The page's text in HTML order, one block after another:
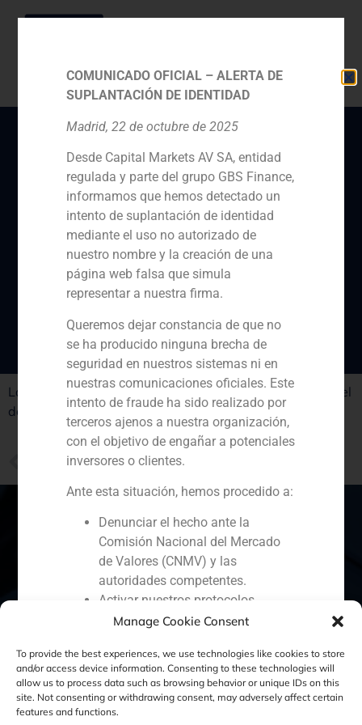
Manage Cookie Consent
To provide the best experiences, we use technologies like cookies to store
and/or access device information. Consenting to these technologies will
allow us to process data such as browsing behavior or unique IDs on this
site. Not consenting or withdrawing consent, may adversely affect certain
features and functions.
Pablo Gómez de Pablos,
socio director de GBS
Finance, analiza cómo
afectará la situación
política y económica
internacional a la firma
Las relaciones entre Estados Unidos y China, claves en el
desarrollo de negocio de GBS Finance
PREVIOUS
Portugal Colombia
Ecuador Perú Chile
Política de Cookies Política de Privacidad
COMUNICADO OFICIAL – ALERTA DE
SUPLANTACIÓN DE IDENTIDAD
Madrid, 22 de octubre de 2025
Desde Capital Markets AV SA, entidad
regulada y parte del grupo GBS Finance,
informamos que hemos detectado un
intento de suplantación de identidad
mediante el uso no autorizado de
nuestro nombre y la creación de una
página web falsa que simula
representar a nuestra firma.
Queremos dejar constancia de que no
se ha producido ninguna brecha de
seguridad en nuestros sistemas ni en
nuestras comunicaciones oficiales. Este
intento de fraude ha sido realizado por
terceros ajenos a nuestra organización,
con el objetivo de engañar a potenciales
inversores o clientes.
Ante esta situación, hemos procedido a:
Denunciar el hecho ante la
Comisión Nacional del Mercado
de Valores (CNMV) y las
autoridades competentes.
Activar nuestros protocolos
internos de protección
organismos especializados en
ciberseguridad.
Recomendamos a todos nuestros
clientes, colaboradores y al público en